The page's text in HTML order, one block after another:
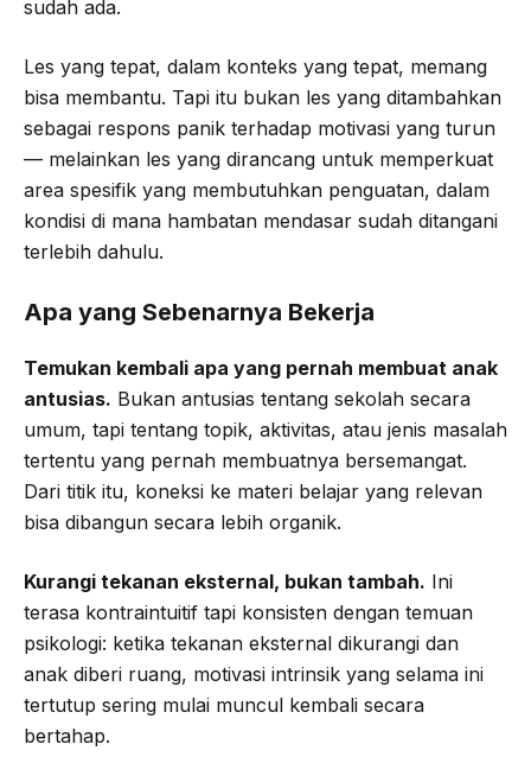
sudah ada.
Les yang tepat, dalam konteks yang tepat, memang
bisa membantu. Tapi itu bukan les yang ditambahkan
sebagai respons panik terhadap motivasi yang turun
— melainkan les yang dirancang untuk memperkuat
area spesifik yang membutuhkan penguatan, dalam
kondisi di mana hambatan mendasar sudah ditangani
terlebih dahulu.
Apa yang Sebenarnya Bekerja
Temukan kembali apa yang pernah membuat anak
antusias. Bukan antusias tentang sekolah secara
umum, tapi tentang topik, aktivitas, atau jenis masalah
tertentu yang pernah membuatnya bersemangat.
Dari titik itu, koneksi ke materi belajar yang relevan
bisa dibangun secara lebih organik.
Kurangi tekanan eksternal, bukan tambah. Ini
terasa kontraintuitif tapi konsisten dengan temuan
psikologi: ketika tekanan eksternal dikurangi dan
anak diberi ruang, motivasi intrinsik yang selama ini
tertutup sering mulai muncul kembali secara
bertahap.